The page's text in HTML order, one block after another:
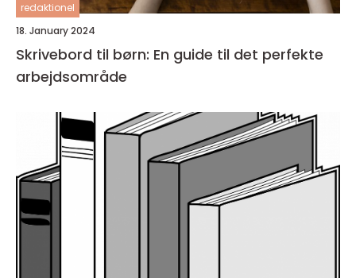
redaktionel
18. January 2024
Skrivebord til børn: En guide til det perfekte
arbejdsområde